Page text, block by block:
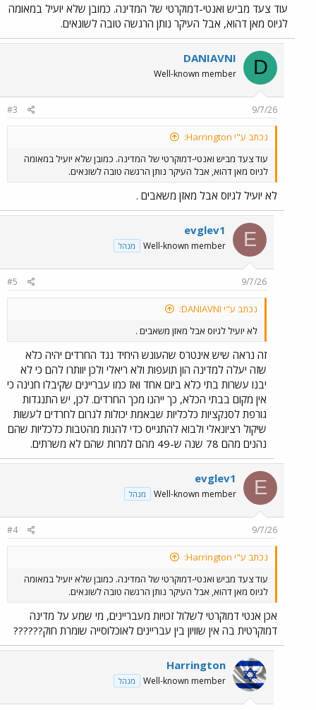
עוד צעד מביש ואנטי-דמוקרטי של המדינה. כמובן שלא יועיל במאומה
לגיוס מאן דהוא, אבל העיקר נותן הרגשה טובה לשונאים.
D
DANIAVNI
Well-known member
9/7/26
#3
נכתב ע"י Harrington:
עוד צעד מביש ואנטי-דמוקרטי של המדינה. כמובן שלא יועיל במאומה
לגיוס מאן דהוא, אבל העיקר נותן הרגשה טובה לשונאים.
לא יועיל לגיוס אבל מאזן משאבים .
E
evglev1
Well-known member מנהל
9/7/26
#5
נכתב ע"י DANIAVNI:
לא יועיל לגיוס אבל מאזן משאבים .
זה נראה שיש אינטרס שהעונש היחיד נגד החרדים יהיה כלא
שזה יעלה למדינה הון תועפות ולא ריאלי ולכן יוותרו להם כי לא
יבנו עשרות בתי כלא ביום אחד ואז כמו עבריינים שקיבלו חנינה כי
אין מקום בבתי הכלא, כך ייהנו מכך החרדים. לכן, יש התנגדות
גורפת לסנקציות כלכליות שבאמת יכולות לגרום לחרדים לעשות
שיקול רציונאלי ולבוא להתגייס כדי להנות מהטבות כלכליות שהם
נהנים מהם 78 שנה ש-49 מהם למרות שהם לא משרתים.
E
evglev1
Well-known member מנהל
9/7/26
#4
נכתב ע"י Harrington:
עוד צעד מביש ואנטי-דמוקרטי של המדינה. כמובן שלא יועיל במאומה
לגיוס מאן דהוא, אבל העיקר נותן הרגשה טובה לשונאים.
אכן אנטי דמוקרטי לשלול זכויות מעבריינים, מי שמע על מדינה
דמוקרטית בה אין שוויון בין עבריינים לאוכלוסייה שומרת חוק??????
Harrington
Well-known member מנהל